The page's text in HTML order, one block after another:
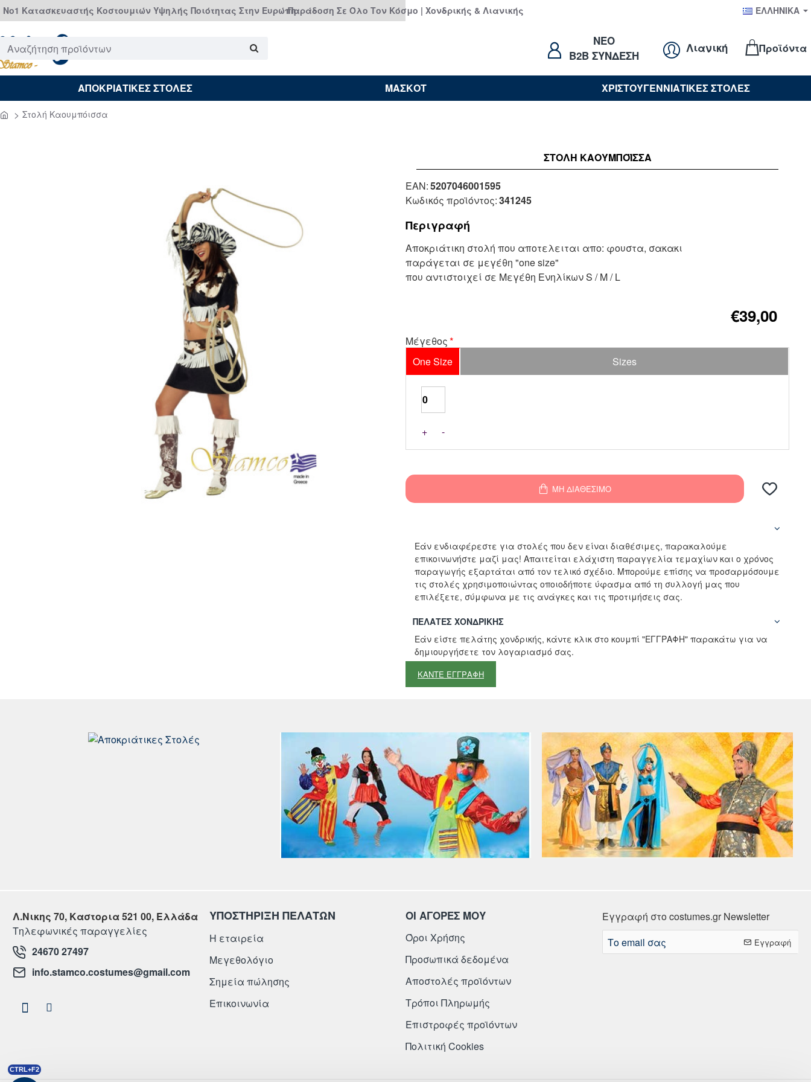
CTRL+F2
Νο1 Κατασκευαστής Κοστουμιών Υψηλής Ποιότητας Στην ΕυρώπηΠαράδοση Σε Όλο Τον Κόσμο | Χονδρικής & Λιανικής ΕΛΛΗΝΙΚΆ
Αναζήτηση
προϊόντων
NEO
B2B ΣΥΝΔΕΣΗ
Λιανική Προϊόντα
ΑΠΟΚΡΙΑΤΙΚΕΣ ΣΤΟΛΕΣ ΜΑΣΚΟΤ ΧΡΙΣΤΟΥΓΕΝΝΙΑΤΙΚΕΣ ΣΤΟΛΕΣ
Στολή Καουμπόισσα
ΣΤΟΛΉ ΚΑΟΥΜΠΌΙΣΣΑ
Περιγραφή
Αποκριάτικη στολή που αποτελειται απο: φουστα, σακακι
παράγεται σε μεγέθη "one size"
που αντιστοιχεί σε Μεγέθη Ενηλίκων S / M / L
Κωδικός προϊόντος:341245
EAN:5207046001595
€39,00
Μέγεθος
One Size
Sizes
+ -
ΜΗ ΔΙΑΘΈΣΙΜΟ
Εάν ενδιαφέρεστε για στολές που δεν είναι διαθέσιμες, παρακαλούμε
επικοινωνήστε μαζί μας! Απαιτείται ελάχιστη παραγγελία τεμαχίων και ο χρόνος
παραγωγής εξαρτάται από τον τελικό σχέδιο. Μπορούμε επίσης να προσαρμόσουμε
τις στολές χρησιμοποιώντας οποιοδήποτε ύφασμα από τη συλλογή μας που
επιλέξετε, σύμφωνα με τις ανάγκες και τις προτιμήσεις σας.
ΠΕΛΆΤΕΣ ΧΟΝΔΡΙΚΉΣ
Εάν είστε πελάτης χονδρικής, κάντε κλικ στο κουμπί "ΕΓΓΡΑΦΗ" παρακάτω για να
δημιουργήσετε τον λογαριασμό σας.
ΚΑΝΤΕ ΕΓΓΡΑΦΗ
Λ.Νικης 70, Καστορια 521 00, Ελλάδα
Τηλεφωνικές παραγγελίες
24670 27497
info.stamco.costumes@gmail.com
ΥΠΟΣΤΗΡΙΞΗ ΠΕΛΑΤΩΝ
Η εταιρεία
Μεγεθολόγιο
Σημεία πώλησης
Επικοινωνία
ΟΙ ΑΓΟΡΕΣ ΜΟΥ
Όροι Χρήσης
Προσωπικά δεδομένα
Αποστολές προϊόντων
Τρόποι Πληρωμής
Επιστροφές προϊόντων
Πολιτική Cookies
Εγγραφή στο costumes.gr Newsletter
Το
email
Εγγραφή